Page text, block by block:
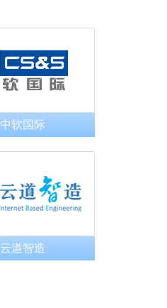
中软国际
云道智造